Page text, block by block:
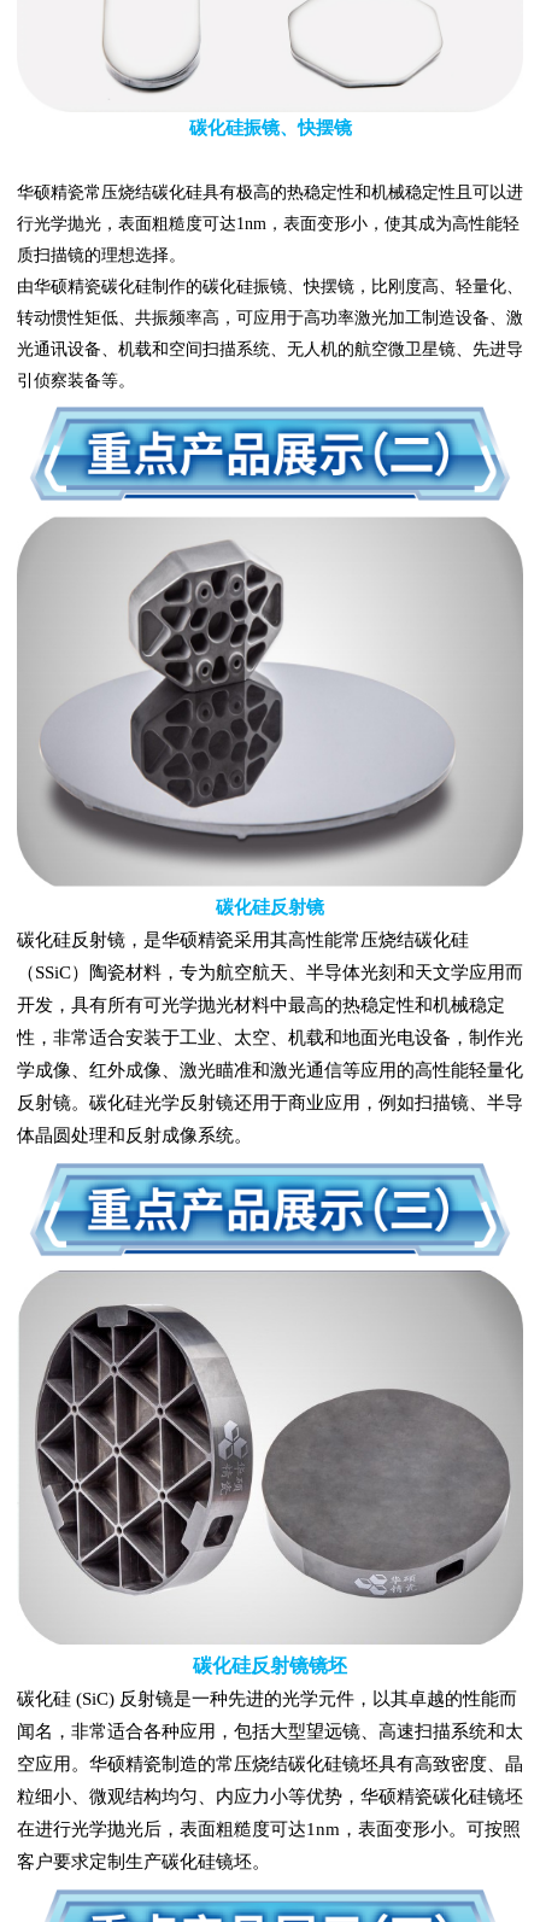
碳化硅振镜、快摆镜
华硕精瓷常压烧结碳化硅具有极高的热稳定性和机械稳定性且可以进
行光学抛光，表面粗糙度可达1nm，表面变形小，使其成为高性能轻
质扫描镜的理想选择。
由华硕精瓷碳化硅制作的碳化硅振镜、快摆镜，比刚度高、轻量化、
转动惯性矩低、共振频率高，可应用于高功率激光加工制造设备、激
光通讯设备、机载和空间扫描系统、无人机的航空微卫星镜、先进导
引侦察装备等。
碳化硅反射镜
碳化硅反射镜，是华硕精瓷采用其高性能常压烧结碳化硅
（SSiC）陶瓷材料，专为航空航天、半导体光刻和天文学应用而
开发，具有所有可光学抛光材料中最高的热稳定性和机械稳定
性，非常适合安装于工业、太空、机载和地面光电设备，制作光
学成像、红外成像、激光瞄准和激光通信等应用的高性能轻量化
反射镜。碳化硅光学反射镜还用于商业应用，例如扫描镜、半导
体晶圆处理和反射成像系统。
碳化硅反射镜镜坯
碳化硅 (SiC) 反射镜是一种先进的光学元件，以其卓越的性能而
闻名，非常适合各种应用，包括大型望远镜、高速扫描系统和太
空应用。华硕精瓷制造的常压烧结碳化硅镜坯具有高致密度、晶
粒细小、微观结构均匀、内应力小等优势，华硕精瓷碳化硅镜坯
在进行光学抛光后，表面粗糙度可达1nm，表面变形小。可按照
客户要求定制生产碳化硅镜坯。